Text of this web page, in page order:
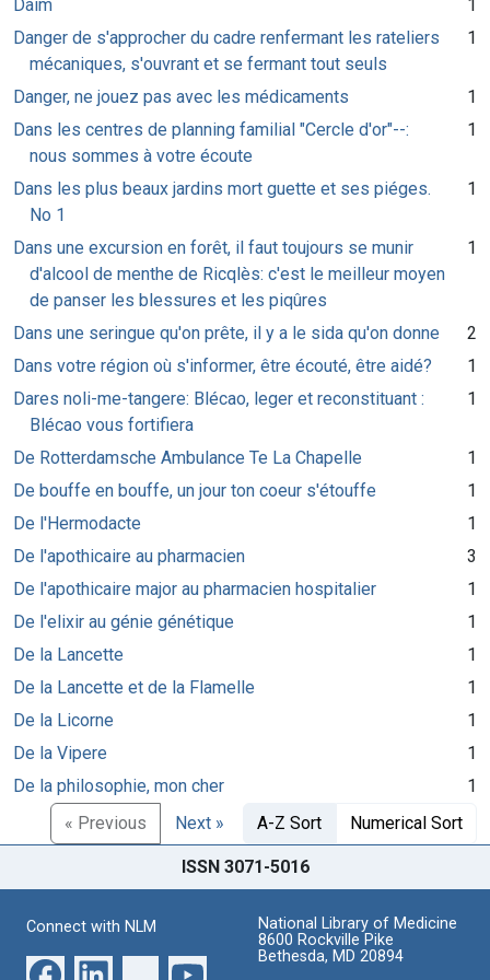
Daim
1
Danger de s'approcher du cadre renfermant les rateliers
mécaniques, s'ouvrant et se fermant tout seuls
1
Danger, ne jouez pas avec les médicaments
1
Dans les centres de planning familial "Cercle d'or"--:
nous sommes à votre écoute
1
Dans les plus beaux jardins mort guette et ses piéges.
No 1
1
Dans une excursion en forêt, il faut toujours se munir
d'alcool de menthe de Ricqlès: c'est le meilleur moyen
de panser les blessures et les piqûres
1
Dans une seringue qu'on prête, il y a le sida qu'on donne
2
Dans votre région où s'informer, être écouté, être aidé?
1
Dares noli-me-tangere: Blécao, leger et reconstituant :
Blécao vous fortifiera
1
De Rotterdamsche Ambulance Te La Chapelle
1
De bouffe en bouffe, un jour ton coeur s'étouffe
1
De l'Hermodacte
1
De l'apothicaire au pharmacien
3
De l'apothicaire major au pharmacien hospitalier
1
De l'elixir au génie génétique
1
De la Lancette
1
De la Lancette et de la Flamelle
1
De la Licorne
1
De la Vipere
1
De la philosophie, mon cher
1
« Previous
Next » A-Z Sort Numerical Sort
ISSN 3071-5016
Connect with NLM
National Library of Medicine
8600 Rockville Pike
Bethesda, MD 20894